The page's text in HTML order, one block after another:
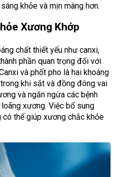
khỏe và mịn màng hơn.
Xương Khớp
chất thiết yếu như canxi,
phần quan trọng đối với
và phốt pho là hai khoáng
khi sắt và đồng đóng vai
và ngăn ngừa các bệnh
xương. Việc bổ sung
thể giúp xương chắc khỏe